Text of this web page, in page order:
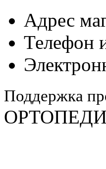
Адрес
Телефон
Поддержка